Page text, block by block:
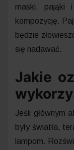
maski, pająki
kompozycję.
będzie
się nadawać.
Jakie
Jeśli głównym
były światła,
lampom.